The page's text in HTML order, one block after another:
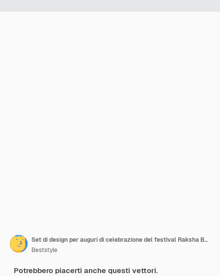
Set di design per auguri di celebrazione del festival Raksha Bandhan
Beststyle
Potrebbero piacerti anche questi vettori.